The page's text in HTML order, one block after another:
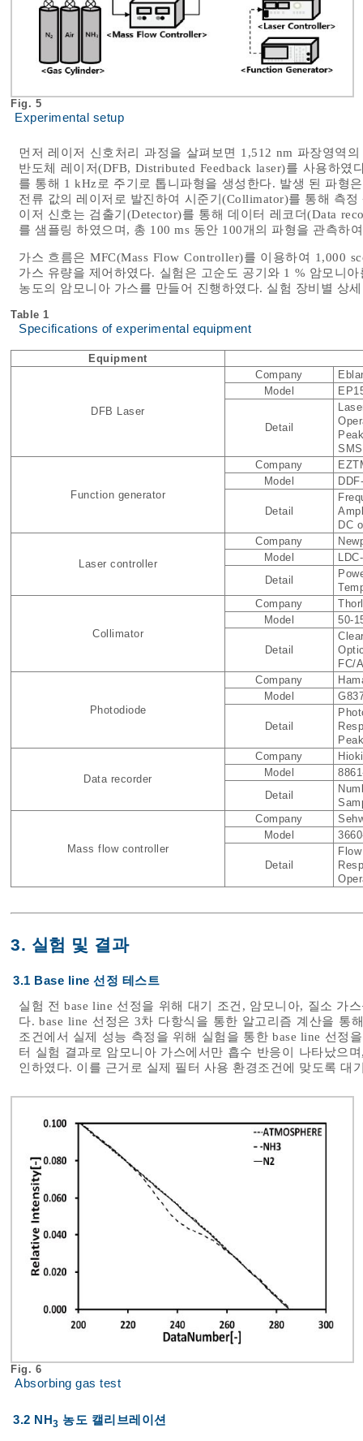
Fig. 5
Experimental setup
먼저 레이저 신호처리 과정을 살펴보면 1,512 nm 파장영역
반도체 레이저(DFB, Distributed Feedback laser)를 사용하
를 통해 1 kHz로 주기로 톱니파형을 생성한다. 발생 된 파형
전류 값의 레이저로 발진하여 시준기(Collimator)를 통해 측
이저 신호는 검출기(Detector)를 통해 데이터 레코더(Data
를 샘플링 하였으며, 총 100 ms 동안 100개의 파형을 관측하
가스 흐름은 MFC(Mass Flow Controller)를 이용하여 1,000
가스 유량을 제어하였다. 실험은 고순도 공기와 1 % 암모니
농도의 암모니아 가스를 만들어 진행하였다. 실험 장비별 상
Table 1
Specifications of experimental equipment
Equipment
DFB Laser
Company
Model
Detail
Function generator
Company
Model
Detail
DC
Laser controller
Company
Model
Detail
Collimator
Company
Model
50-
Detail
FC/
Photodiode
Company
Model
Detail
Data recorder
Company
Hioki
Model
Detail
Mass flow controller
Company
Model
Detail
3. 실험 및 결과
3.1 Base line 선정 테스트
실험 전 base line 선정을 위해 대기 조건, 암모니아, 질소 가
다. base line 선정은 3차 다항식을 통한 알고리즘 계산을 통
조건에서 실제 성능 측정을 위해 실험을 통한 base line 선정
터 실험 결과로 암모니아 가스에서만 흡수 반응이 나타났으
인하였다. 이를 근거로 실제 필터 사용 환경조건에 맞도록 대
Fig. 6
Absorbing gas test
3.2 NH 3 농도 캘리브레이션